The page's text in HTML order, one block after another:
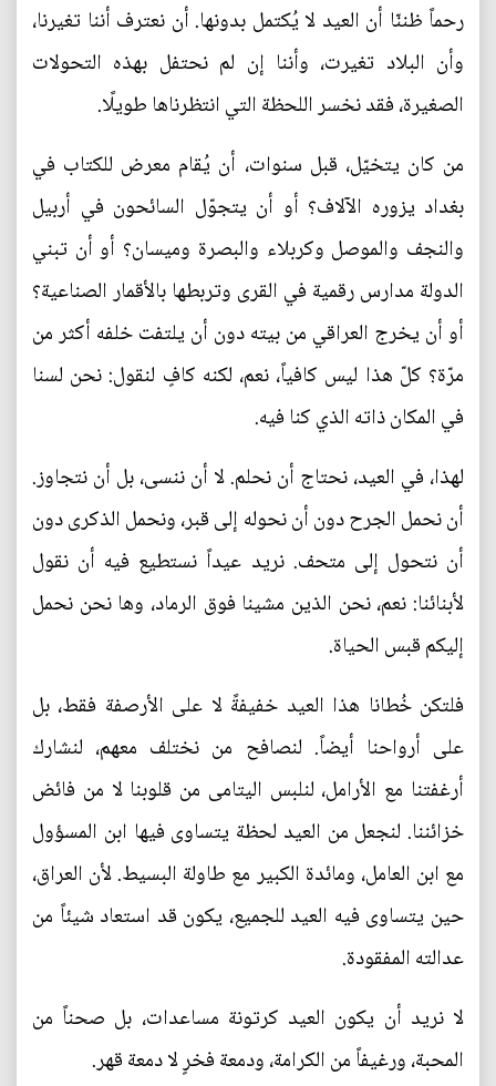
رحماً ظننّا أن العيد لا يُكتمل بدونها. أن نعترف أننا تغيرنا،
وأن البلاد تغيرت، وأننا إن لم نحتفل بهذه التحولات
الصغيرة، فقد نخسر اللحظة التي انتظرناها طويلًا.
من كان يتخيّل، قبل سنوات، أن يُقام معرض للكتاب في
بغداد يزوره الآلاف؟ أو أن يتجوّل السائحون في أربيل
والنجف والموصل وكربلاء والبصرة وميسان؟ أو أن تبني
الدولة مدارس رقمية في القرى وتربطها بالأقمار الصناعية؟
أو أن يخرج العراقي من بيته دون أن يلتفت خلفه أكثر من
مرّة؟ كلّ هذا ليس كافياً، نعم، لكنه كافٍ لنقول: نحن لسنا
في المكان ذاته الذي كنا فيه.
لهذا، في العيد، نحتاج أن نحلم. لا أن ننسى، بل أن نتجاوز.
أن نحمل الجرح دون أن نحوله إلى قبر، ونحمل الذكرى دون
أن نتحول إلى متحف. نريد عيداً نستطيع فيه أن نقول
لأبنائنا: نعم، نحن الذين مشينا فوق الرماد، وها نحن نحمل
إليكم قبس الحياة.
فلتكن خُطانا هذا العيد خفيفةً لا على الأرصفة فقط، بل
على أرواحنا أيضاً. لنصافح من نختلف معهم، لنشارك
أرغفتنا مع الأرامل، لنلبس اليتامى من قلوبنا لا من فائض
خزائننا. لنجعل من العيد لحظة يتساوى فيها ابن المسؤول
مع ابن العامل، ومائدة الكبير مع طاولة البسيط. لأن العراق،
حين يتساوى فيه العيد للجميع، يكون قد استعاد شيئاً من
عدالته المفقودة.
لا نريد أن يكون العيد كرتونة مساعدات، بل صحناً من
المحبة، ورغيفاً من الكرامة، ودمعة فخرٍ لا دمعة قهر.